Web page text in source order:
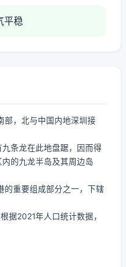
平稳
部，北与中国内地深圳接
条龙在此地盘踞，因而得
内的九龙半岛及其周边岛
的重要组成部分之一，下辖
据2021年人口统计数据，